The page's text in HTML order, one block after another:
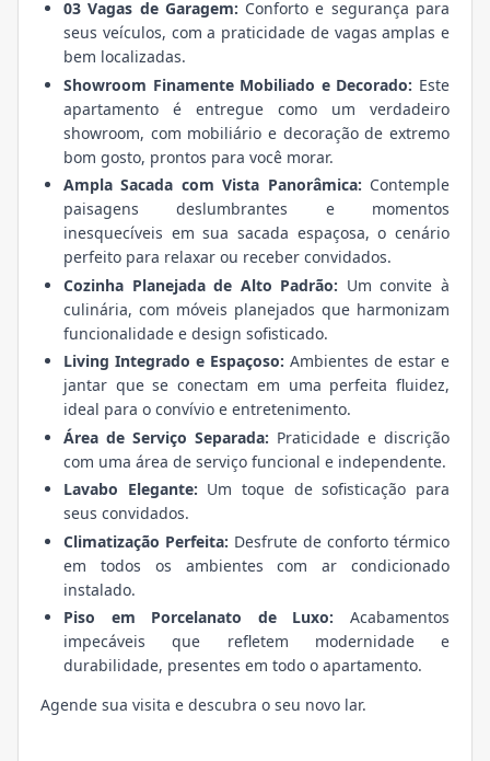
03 Vagas de Garagem: Conforto e segurança para
seus veículos, com a praticidade de vagas amplas e
bem localizadas.
Showroom Finamente Mobiliado e Decorado: Este
apartamento é entregue como um verdadeiro
showroom, com mobiliário e decoração de extremo
bom gosto, prontos para você morar.
Ampla Sacada com Vista Panorâmica: Contemple
paisagens deslumbrantes e momentos
inesquecíveis em sua sacada espaçosa, o cenário
perfeito para relaxar ou receber convidados.
Cozinha Planejada de Alto Padrão: Um convite à
culinária, com móveis planejados que harmonizam
funcionalidade e design sofisticado.
Living Integrado e Espaçoso: Ambientes de estar e
jantar que se conectam em uma perfeita fluidez,
ideal para o convívio e entretenimento.
Área de Serviço Separada: Praticidade e discrição
com uma área de serviço funcional e independente.
Lavabo Elegante: Um toque de sofisticação para
seus convidados.
Climatização Perfeita: Desfrute de conforto térmico
em todos os ambientes com ar condicionado
instalado.
Piso em Porcelanato de Luxo: Acabamentos
impecáveis que refletem modernidade e
durabilidade, presentes em todo o apartamento.
Agende sua visita e descubra o seu novo lar.